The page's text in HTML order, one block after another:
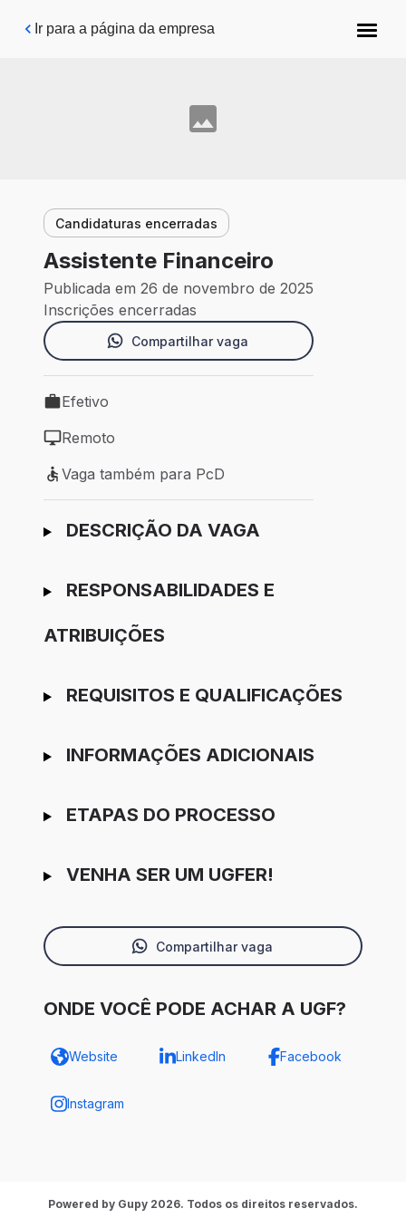
Pular para o conteúdo principal
Ir para a página da empresa
Candidaturas encerradas
Assistente Financeiro
Publicada em 26 de novembro de 2025
Inscrições encerradas
Compartilhar vaga
Tipo de vaga: Efetivo
Efetivo
Modelo de trabalho: Remoto
Remoto
Vaga também para PcD
Vaga também para PcD
Ir para candidatura
DESCRIÇÃO DA VAGA
RESPONSABILIDADES E
ATRIBUIÇÕES
REQUISITOS E QUALIFICAÇÕES
INFORMAÇÕES ADICIONAIS
ETAPAS DO PROCESSO
VENHA SER UM UGFER!
Compartilhar vaga
ONDE VOCÊ PODE ACHAR A UGF?
Website LinkedIn Facebook
Instagram
Powered by Gupy 2026. Todos os direitos reservados.